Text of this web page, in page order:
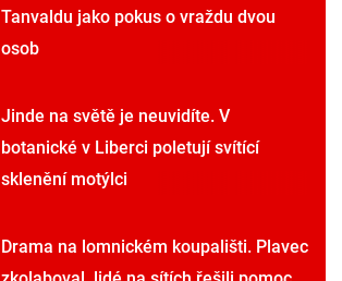
Tanvaldu jako pokus o vraždu dvou
osob
Jinde na světě je neuvidíte. V
botanické v Liberci poletují svítící
sklenění motýlci
Drama na lomnickém koupališti. Plavec